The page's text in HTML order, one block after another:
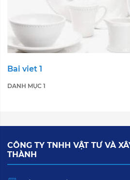
Bai viet 1
DANH MỤC 1
CÔNG TY TNHH VẬT TƯ VÀ
THÀNH